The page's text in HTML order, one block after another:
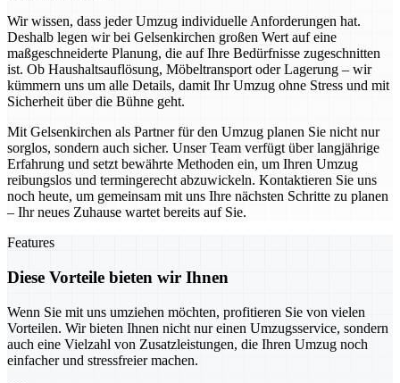
Wir wissen, dass jeder Umzug individuelle Anforderungen hat.
Deshalb legen wir bei Gelsenkirchen großen Wert auf eine
maßgeschneiderte Planung, die auf Ihre Bedürfnisse zugeschnitten
ist. Ob Haushaltsauflösung, Möbeltransport oder Lagerung – wir
kümmern uns um alle Details, damit Ihr Umzug ohne Stress und mit
Sicherheit über die Bühne geht.
Mit Gelsenkirchen als Partner für den Umzug planen Sie nicht nur
sorglos, sondern auch sicher. Unser Team verfügt über langjährige
Erfahrung und setzt bewährte Methoden ein, um Ihren Umzug
reibungslos und termingerecht abzuwickeln. Kontaktieren Sie uns
noch heute, um gemeinsam mit uns Ihre nächsten Schritte zu planen
– Ihr neues Zuhause wartet bereits auf Sie.
Features
Diese Vorteile bieten wir Ihnen
Wenn Sie mit uns umziehen möchten, profitieren Sie von vielen
Vorteilen. Wir bieten Ihnen nicht nur einen Umzugsservice, sondern
auch eine Vielzahl von Zusatzleistungen, die Ihren Umzug noch
einfacher und stressfreier machen.